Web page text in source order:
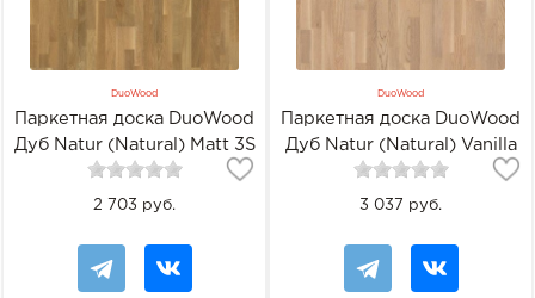
DuoWood
Паркетная доска DuoWood
Дуб Natur (Natural) Matt 3S
2 703 руб.
DuoWood
Паркетная доска DuoWood
Дуб Natur (Natural) Vanilla
Matt 3S
3 037 руб.